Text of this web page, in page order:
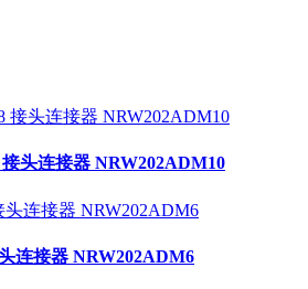
头连接器 NRW202ADM10
连接器 NRW202ADM6